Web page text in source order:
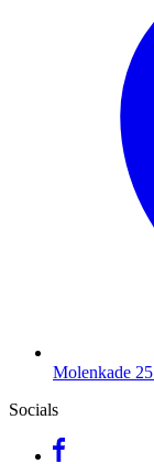
Molenkade 25
Socials